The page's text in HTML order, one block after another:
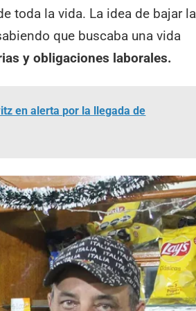
toda la vida. La idea de bajar la
que buscaba una vida
y obligaciones laborales.
en alerta por la llegada de